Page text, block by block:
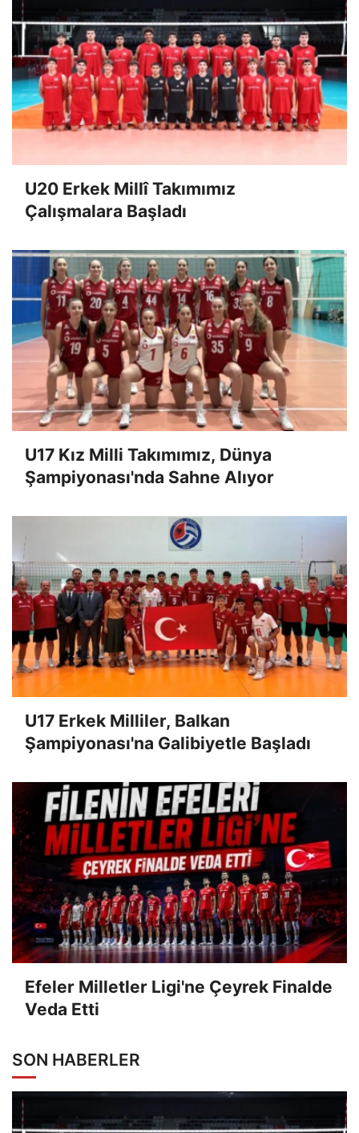
U20 Erkek Millî Takımımız
Çalışmalara Başladı
U17 Kız Milli Takımımız, Dünya
Şampiyonası'nda Sahne Alıyor
U17 Erkek Milliler, Balkan
Şampiyonası'na Galibiyetle Başladı
Efeler Milletler Ligi'ne Çeyrek Finalde
Veda Etti
SON HABERLER